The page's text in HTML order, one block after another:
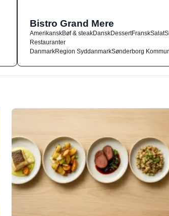
Bistro Grand Mere
AmerikanskBøf & steakDanskDessertFranskSalat
Restauranter
DanmarkRegion SyddanmarkSønderborg